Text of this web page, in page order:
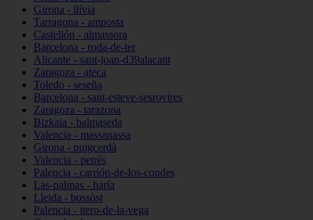
Girona - llívia
Tarragona - amposta
Castellón - almassora
Barcelona - roda-de-ter
Alicante - sant-joan-d39alacant
Zaragoza - ateca
Toledo - seseña
Barcelona - sant-esteve-sesrovires
Zaragoza - tarazona
Bizkaia - balmaseda
Valencia - massanassa
Girona - puigcerdà
Valencia - petrés
Palencia - carrión-de-los-condes
Las-palmas - haría
Lleida - bossòst
Palencia - itero-de-la-vega